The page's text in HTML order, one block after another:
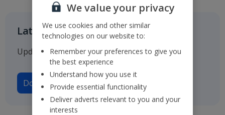
Latest consensus
Updated on 11 May 2026
Download consensus
We value your privacy
We use cookies and other similar
technologies on our website to:
Remember your preferences to give you
the best experience
Understand how you use it
Provide essential functionality
Deliver adverts relevant to you and your
interests